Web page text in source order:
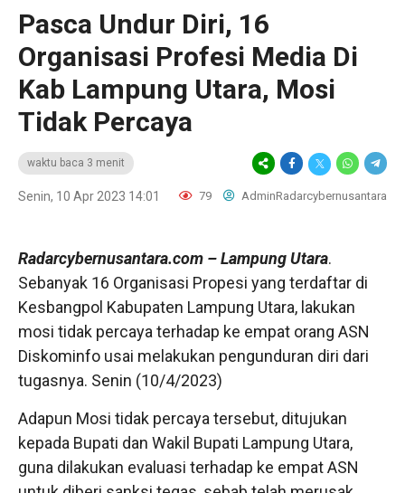
Pasca Undur Diri, 16
Organisasi Profesi Media Di
Kab Lampung Utara, Mosi
Tidak Percaya
waktu baca 3 menit
Senin, 10 Apr 2023 14:01 79 AdminRadarcybernusantara
Radarcybernusantara.com – Lampung Utara.
Sebanyak 16 Organisasi Propesi yang terdaftar di
Kesbangpol Kabupaten Lampung Utara, lakukan
mosi tidak percaya terhadap ke empat orang ASN
Diskominfo usai melakukan pengunduran diri dari
tugasnya. Senin (10/4/2023)
Adapun Mosi tidak percaya tersebut, ditujukan
kepada Bupati dan Wakil Bupati Lampung Utara,
guna dilakukan evaluasi terhadap ke empat ASN